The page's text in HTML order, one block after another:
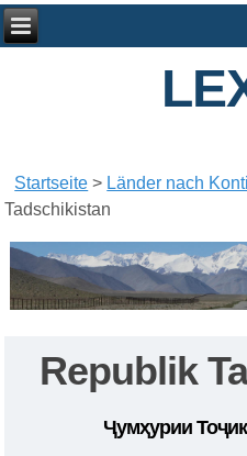
Startseite > Länder nach
Tadschikistan
Republik
Ҷумҳурии